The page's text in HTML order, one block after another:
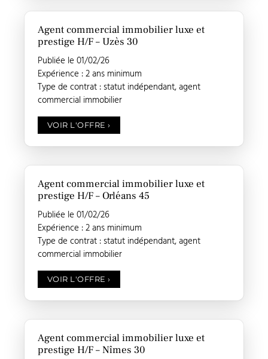
Agent commercial immobilier luxe et
prestige H/F – Uzès 30
Publiée le 01/02/26
Expérience : 2 ans minimum
Type de contrat : statut indépendant, agent
commercial immobilier
VOIR L'OFFRE›
Agent commercial immobilier luxe et
prestige H/F – Orléans 45
Publiée le 01/02/26
Expérience : 2 ans minimum
Type de contrat : statut indépendant, agent
commercial immobilier
VOIR L'OFFRE›
Agent commercial immobilier luxe et
prestige H/F – Nîmes 30